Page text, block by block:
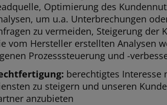
Optimierung des
um u.a. Unterbrechungen
zu vermeiden, Steigerung der
vom Hersteller erstellten Analysen
Prozesssteuerung und -
berechtigtes Interesse
zu steigern und unseren
anzubieten